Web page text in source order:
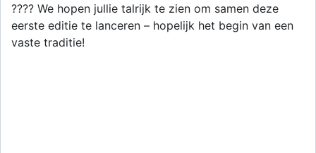
???? We hopen jullie talrijk te zien om samen deze
eerste editie te lanceren – hopelijk het begin van een
vaste traditie!